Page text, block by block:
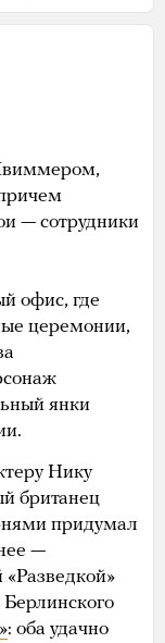
— сотрудники
офис, где
церемонии,
янки
Нику
британец
придумал
—
: оба удачно